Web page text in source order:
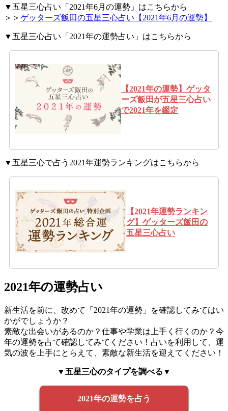
▼五星三心占い「2021年6月の運勢」はこちらから
＞＞ ゲッターズ飯田の五星三心占い【2021年6月の運勢】
▼五星三心占い「2021年の運勢占い」はこちらから
【2021年の運勢】ゲッタ
ーズ飯田が五星三心占い
で2021年を鑑定
▼五星三心で占う2021年運勢ランキングはこちらから
【2021年運勢ランキン
グ】ゲッターズ飯田の
五星三心占い
2021年の運勢占い
新生活を前に、改めて「2021年の運勢」を確認してみてはい
かがでしょうか？
素敵な出会いがあるのか？仕事や学業は上手く行くのか？今
年の運勢を占て確認してみてください！占いを利用して、運
気の波を上手にとらえて、素敵な新生活を迎えてください！
▼五星三心のタイプを調べる▼
2021年の運勢を占う